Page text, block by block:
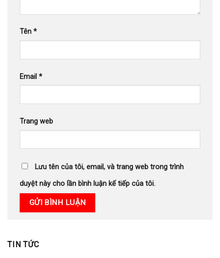
Tên *
Email *
Trang web
Lưu tên của tôi, email, và trang web trong trình
duyệt này cho lần bình luận kế tiếp của tôi.
TIN TỨC